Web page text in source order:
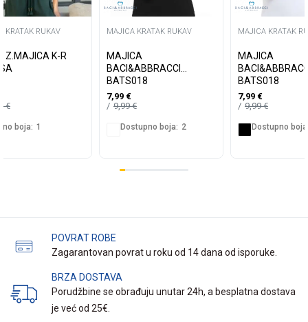
KRATAK RUKAV
Z.MAJICA K-R
€
boja: 1
MAJICA KRATAK RUKAV
MAJICA
BACI&ABBRACCI
BATS018
7,99 €
9,99€
Dostupno boja: 2
MAJICA KRATAK
MAJICA
BATS018
7,99 €
9,99€
Dostupno
POVRAT ROBE
Zagarantovan povrat u roku od 14 dana od isporuke.
BRZA DOSTAVA
Porudžbine se obrađuju unutar 24h, a besplatna dostava
je već od 25€.